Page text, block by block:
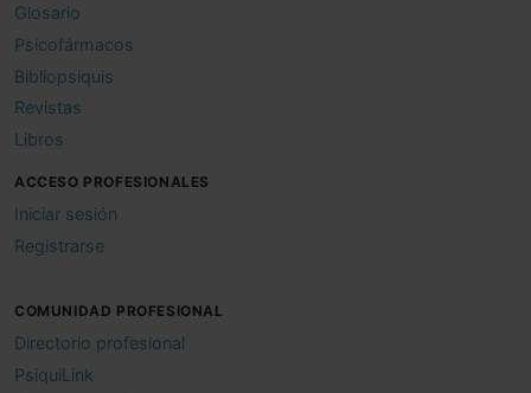
Glosario
Psicofármacos
Bibliopsiquis
Revistas
Libros
ACCESO PROFESIONALES
Iniciar sesión
Registrarse
COMUNIDAD PROFESIONAL
Directorio profesional
PsiquiLink